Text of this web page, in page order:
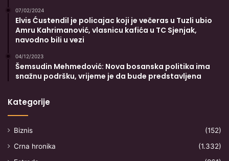
07/02/2024
Elvis Ćustendil je policajac koji je večeras u Tuzli ubio
Amru Kahrimanović, vlasnicu kafića u TC Sjenjak,
navodno bili u vezi
04/12/2023
Šemsudin Mehmedović: Nova bosanska politika ima
snažnu podršku, vrijeme je da bude predstavljena
Kategorije
Biznis
(152)
Crna hronika
(1.332)